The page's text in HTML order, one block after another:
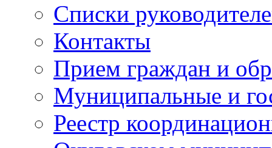
Списки
Контакты
Прием граждан и
Муниципальные и
Реестр